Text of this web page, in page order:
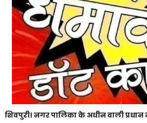
शिवपुरी। नगर पालिका के अधीन वाली